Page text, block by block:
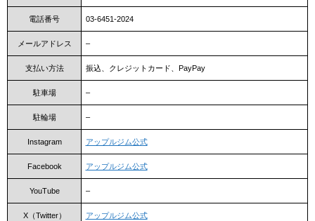
電話番号 03-6451-2024
メールアドレス –
支払い方法 振込、クレジットカード、PayPay
駐車場 –
駐輪場 –
Instagram アップルジム公式
Facebook アップルジム公式
YouTube –
X（Twitter） アップルジム公式